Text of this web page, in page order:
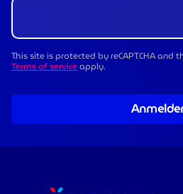
This site is protected by reCAPTCHA and
Terms of serviceapply.